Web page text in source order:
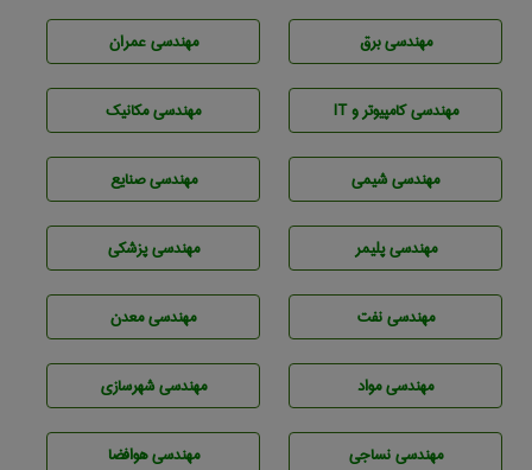
مهندسی برق مهندسی عمران
مهندسی كامپيوتر و IT مهندسی مکانیک
مهندسي شيمی مهندسی صنايع
مهندسی پليمر مهندسی پزشکی
مهندسی نفت مهندسی معدن
مهندسی مواد مهندسی شهرسازی
مهندسي نساجی مهندسی هوافضا